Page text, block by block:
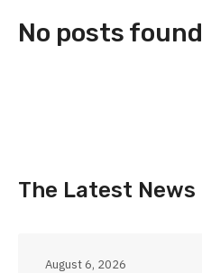
No posts found
The Latest News
August 6, 2026